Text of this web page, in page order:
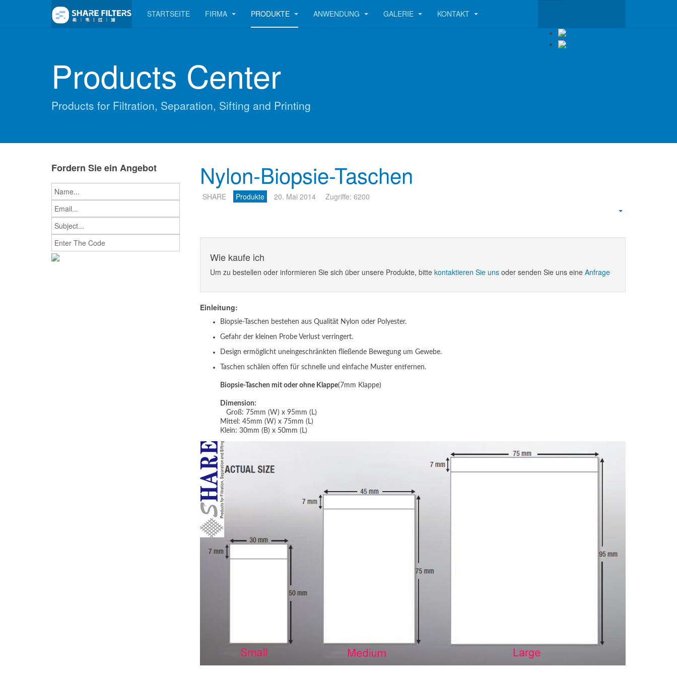
STARTSEITE FIRMA PRODUKTE ANWENDUNG GALERIE KONTAKT
Products Center
Products for Filtration, Separation, Sifting and Printing
Nylon-Biopsie-Taschen
SHARE Produkte 20. Mai 2014 Zugriffe: 6200
Wie kaufe ich
Um zu bestellen oder informieren Sie sich über unsere Produkte, bitte kontaktieren Sie uns oder senden Sie uns eine Anfrage
Einleitung:
Biopsie-Taschen bestehen aus Qualität Nylon oder Polyester.
Gefahr der kleinen Probe Verlust verringert.
Design ermöglicht uneingeschränkten fließende Bewegung um Gewebe.
Taschen schälen offen für schnelle und einfache Muster entfernen.
Biopsie-Taschen mit oder ohne Klappe(7mm Klappe)
Dimension:
Groß: 75mm (W) x 95mm (L)
Mittel: 45mm (W) x 75mm (L)
Klein: 30mm (B) x 50mm (L)
Fordern Sie ein Angebot